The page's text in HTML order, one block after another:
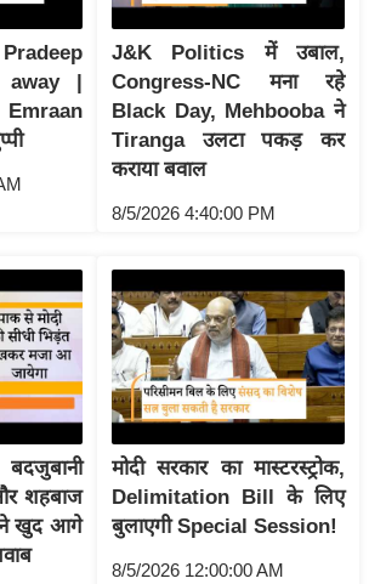
away |
J&K Politics में उबाल,
Congress-NC मना रहे
Black Day, Mehbooba ने
Tiranga उलटा पकड़ कर
कराया बवाल
8/5/2026 4:40:00 PM
शहबाज
ने खुद आगे
मोदी सरकार का मास्टरस्ट्रोक,
Delimitation Bill के लिए
बुलाएगी Special Session!
8/5/2026 12:00:00 AM